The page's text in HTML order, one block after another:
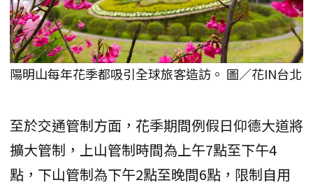
陽明山每年花季都吸引全球旅客造訪。 圖／花IN台北
至於交通管制方面，花季期間例假日仰德大道將
擴大管制，上山管制時間為上午7點至下午4
點，下山管制為下午2點至晚間6點，限制自用